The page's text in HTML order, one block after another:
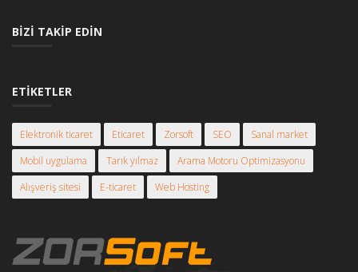
BIZI TAKIP EDIN
ETIKETLER
Elektronik ticaret Eticaret Zorsoft SEO
Sanal market
Mobil uygulama
Tarık yılmaz
Arama Motoru Optimizasyonu
Alışveriş sitesi
E-ticaret Web Hosting